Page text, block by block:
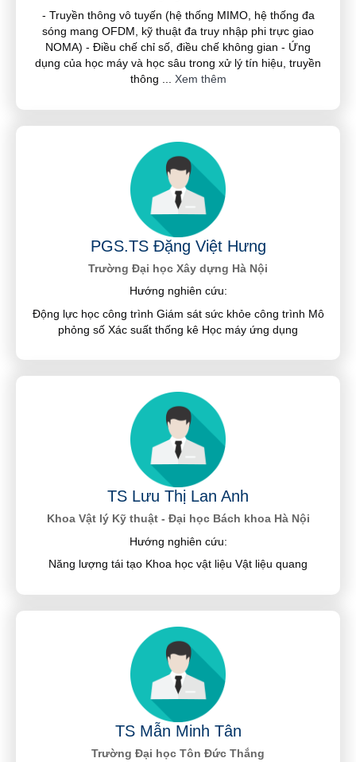
- Truyền thông vô tuyến (hệ thống MIMO, hệ thống đa
sóng mang OFDM, kỹ thuật đa truy nhập phi trực giao
NOMA) - Điều chế chỉ số, điều chế không gian - Ứng
dụng của học máy và học sâu trong xử lý tín hiệu, truyền
thông
Xem thêm
PGS.TS Đặng Việt Hưng
Trường Đại học Xây dựng Hà Nội
Hướng nghiên cứu:
Động lực học công trình Giám sát sức khỏe công trình Mô
phỏng số Xác suất thống kê Học máy ứng dụng
TS Lưu Thị Lan Anh
Khoa Vật lý Kỹ thuật - Đại học Bách khoa Hà Nội
Hướng nghiên cứu:
Năng lượng tái tạo Khoa học vật liệu Vật liệu quang
TS Mẫn Minh Tân
Trường Đại học Tôn Đức Thắng